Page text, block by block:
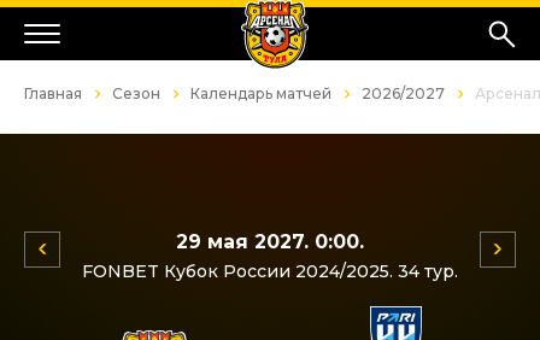
Главная Сезон Календарь матчей 2026/2027
29 мая 2027. 0:00.
FONBET Кубок России 2024/2025. 34 тур.